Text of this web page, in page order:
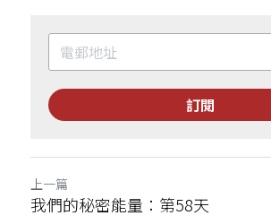
訂閱
上一篇
我們的秘密能量：第58天